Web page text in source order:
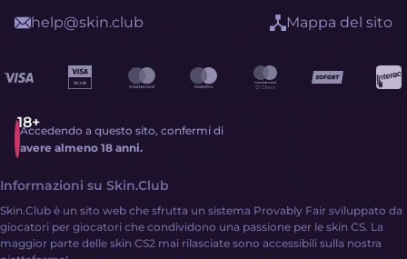
Accedendo a questo sito, confermi di
avere almeno 18 anni.
help@skin.club Mappa del sito
Informazioni su Skin.Club
Skin.Club è un sito web che sfrutta un sistema Provably Fair sviluppato da
giocatori per giocatori che condividono una passione per le skin CS. La
maggior parte delle skin CS2 mai rilasciate sono accessibili sulla nostra